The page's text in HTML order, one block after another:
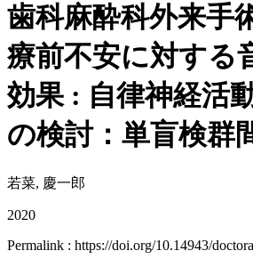
歯科麻酔科外来手
療前不安に対する
効果 : 自律神経活
の検討：単盲検群
若菜, 慶一郎
2020
Permalink : https://doi.org/10.14943/